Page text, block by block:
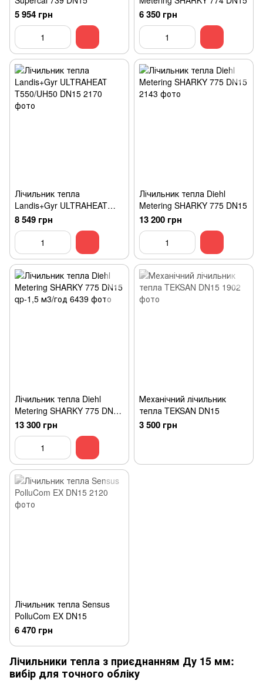
5 954 грн 6 350 грн
Лічильник тепла
Landis+Gyr ULTRAHEAT
T550/UH50 DN15
8 549 грн
Лічильник тепла Diehl
Metering SHARKY 775 DN15
13 200 грн
Лічильник тепла Diehl
Metering SHARKY 775 DN15
qp-1,5 м3/год
13 300 грн
Механічний лічильник
тепла TEKSAN DN15
3 500 грн
Лічильник тепла Sensus
PolluCom EX DN15
6 470 грн
Лічильники тепла з приєднанням Ду 15 мм:
вибір для точного обліку